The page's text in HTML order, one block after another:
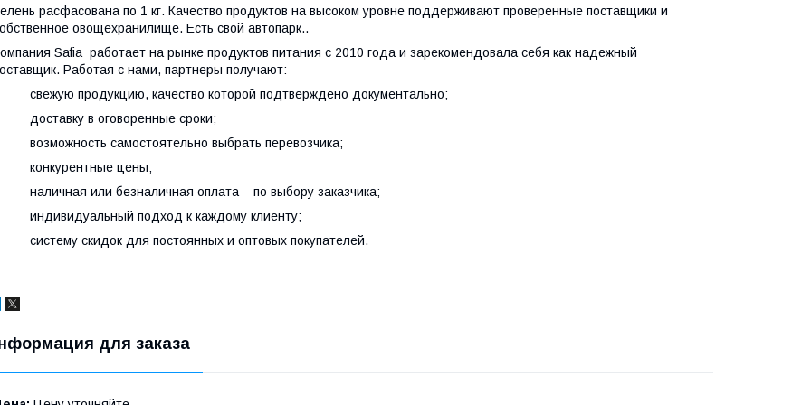
расфасована по 1 кг. Качество продуктов на высоком уровне поддерживают проверенные поставщики и
овощехранилище. Есть свой автопарк..
Safia работает на рынке продуктов питания с 2010 года и зарекомендовала себя как надежный
Работая с нами, партнеры получают:
свежую продукцию, качество которой подтверждено документально;
доставку в оговоренные сроки;
возможность самостоятельно выбрать перевозчика;
конкурентные цены;
наличная или безналичная оплата – по выбору заказчика;
индивидуальный подход к каждому клиенту;
систему скидок для постоянных и оптовых покупателей.
для заказа